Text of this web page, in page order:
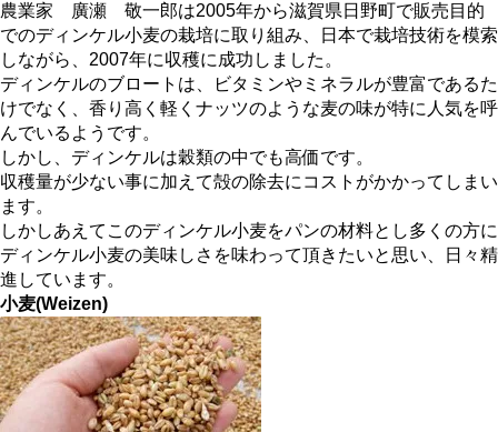
農業家 廣瀬 敬一郎は2005年から滋賀県日野町で販売目的
でのディンケル小麦の栽培に取り組み、日本で栽培技術を模索
しながら、2007年に収穫に成功しました。
ディンケルのブロートは、ビタミンやミネラルが豊富であるた
けでなく、香り高く軽くナッツのような麦の味が特に人気を呼
んでいるようです。
しかし、ディンケルは穀類の中でも高価です。
収穫量が少ない事に加えて殻の除去にコストがかかってしまい
ます。
しかしあえてこのディンケル小麦をパンの材料とし多くの方に
ディンケル小麦の美味しさを味わって頂きたいと思い、日々精
進しています。
小麦(Weizen)